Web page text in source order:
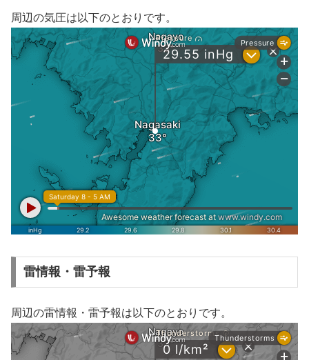
周辺の気圧は以下のとおりです。
雷情報・雷予報
周辺の雷情報・雷予報は以下のとおりです。